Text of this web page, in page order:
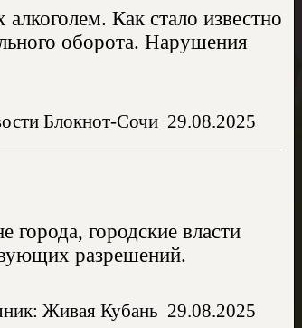
Как стало известно
оборота. Нарушения
Блокнот-Сочи 29.08.2025
городские власти
разрешений.
Живая Кубань 29.08.2025